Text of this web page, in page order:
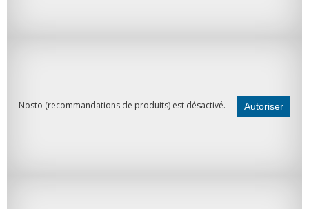
Nosto (recommandations de produits) est désactivé. Autoriser